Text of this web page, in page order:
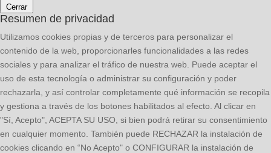
Cerrar
Resumen de privacidad
Utilizamos cookies propias y de terceros para personalizar el
contenido de la web, proporcionarles funcionalidades a las redes
sociales y para analizar el tráfico de nuestra web. Puede aceptar el
uso de esta tecnología o administrar su configuración y poder
rechazarla, y así controlar completamente qué información se recopila
y gestiona a través de los botones habilitados al efecto. Al clicar en
"Sí, Acepto", ACEPTA SU USO, si bien podrá retirar su consentimiento
en cualquier momento. También puede RECHAZAR la instalación de
cookies clicando en “No Acepto" o CONFIGURAR la instalación de